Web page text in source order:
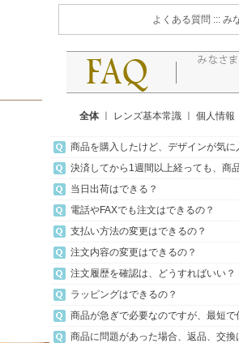
よくある質問 ::: み
全体ㅣ レンズ基本常識 個人情報
商品を購入したけど、デザインが気
決済してから1週間以上経っても、商
当日出荷はできる？
電話やFAXでも注文はできるの？
支払い方法の変更はできるの？
注文内容の変更はできるの？
注文履歴を確認は、どうすればいい？
ラッピングはできるの？
商品が急ぎで必要なのですが、最短
商品に問題があった場合、返品、交